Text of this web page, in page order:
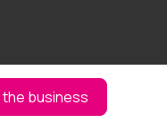
business